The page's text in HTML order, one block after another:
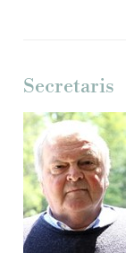
Secretaris